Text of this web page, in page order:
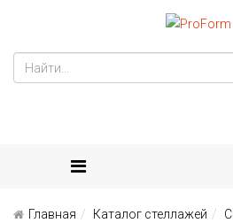
Главная Каталог стеллажей